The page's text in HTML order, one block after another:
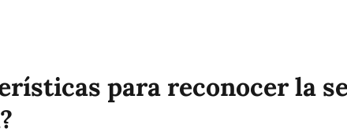
para reconocer la